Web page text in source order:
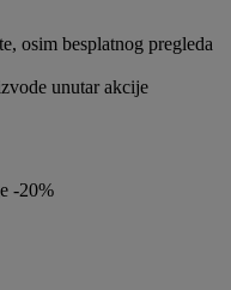
osim besplatnog pregleda
unutar akcije
-20%